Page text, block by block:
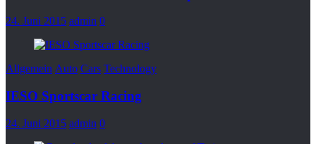
24. Juni 2015 admin 0
Allgemein Auto Cars Technology
IESO Sportscar Racing
24. Juni 2015 admin 0